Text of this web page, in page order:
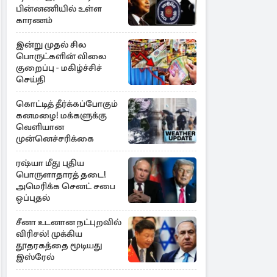
பின்னணியில் உள்ள
காரணம்
இன்று முதல் சில
பொருட்களின் விலை
குறைப்பு - மகிழ்ச்சிச்
செய்தி
கொட்டித் தீர்க்கப்போகும்
கனமழை! மக்களுக்கு
வெளியான
முன்னெச்சரிக்கை
ரஷ்யா மீது புதிய
பொருளாதாரத் தடை!
அமெரிக்க செனட் சபை
ஒப்புதல்
சீனா உடனான நட்புறவில்
விரிசல்! முக்கிய
தூதரகத்தை மூடியது
இஸ்ரேல்